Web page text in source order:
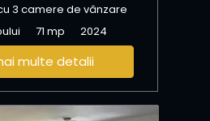
3 camere de vânzare
71 mp 2024
multe detalii